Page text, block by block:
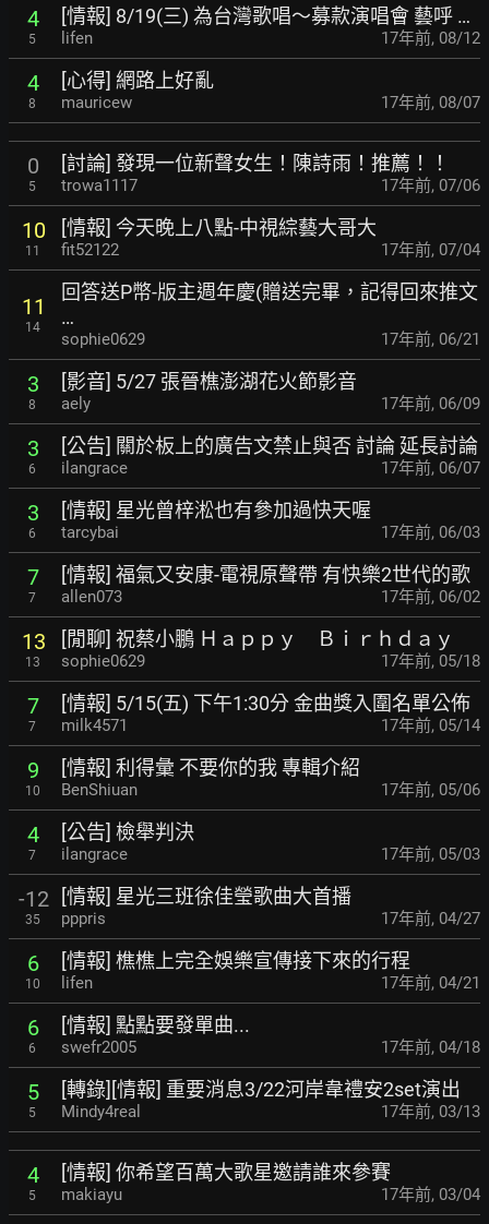
4
5
[情報] 8/19(三) 為台灣歌唱～募款演唱會 藝呼 …
lifen 17年前, 08/12
4
8
[心得] 網路上好亂
mauricew 17年前, 08/07
0
5
[討論] 發現一位新聲女生！陳詩雨！推薦！！
trowa1117 17年前, 07/06
10
11
[情報] 今天晚上八點-中視綜藝大哥大
fit52122 17年前, 07/04
11
14
回答送P幣-版主週年慶(贈送完畢，記得回來推文
…
sophie0629 17年前, 06/21
3
8
[影音] 5/27 張晉樵澎湖花火節影音
aely 17年前, 06/09
3
6
[公告] 關於板上的廣告文禁止與否 討論 延長討論
ilangrace 17年前, 06/07
3
6
[情報] 星光曾梓淞也有參加過快天喔
tarcybai 17年前, 06/03
7
7
[情報] 福氣又安康-電視原聲帶 有快樂2世代的歌
allen073 17年前, 06/02
13
13
[閒聊] 祝蔡小鵬 Ｈａｐｐｙ Ｂｉｒｈｄａｙ
sophie0629 17年前, 05/18
7
7
[情報] 5/15(五) 下午1:30分 金曲獎入圍名單公佈
milk4571 17年前, 05/14
9
10
[情報] 利得彙 不要你的我 專輯介紹
BenShiuan 17年前, 05/06
4
7
[公告] 檢舉判決
ilangrace 17年前, 05/03
-12
35
[情報] 星光三班徐佳瑩歌曲大首播
pppris 17年前, 04/27
6
10
[情報] 樵樵上完全娛樂宣傳接下來的行程
lifen 17年前, 04/21
6
6
[情報] 點點要發單曲...
swefr2005 17年前, 04/18
5
5
[轉錄][情報] 重要消息3/22河岸韋禮安2set演出
Mindy4real 17年前, 03/13
4
5
[情報] 你希望百萬大歌星邀請誰來參賽
makiayu 17年前, 03/04